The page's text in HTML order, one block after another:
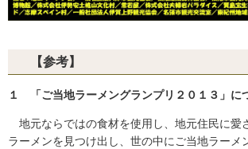
【参考】
１ 「ご当地ラーメングランプリ２０１３」に
地元ならではの食材を使用し、地元住民に愛
ラーメンを見つけ出し、世の中にご当地ラーメ